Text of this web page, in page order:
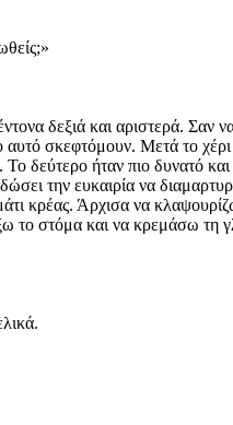
δεξιά και αριστερά. Σαν
σκεφτόμουν. Μετά το
δεύτερο ήταν πιο δυνατό
την ευκαιρία να
κρέας. Άρχισα να
το στόμα και να κρεμάσω